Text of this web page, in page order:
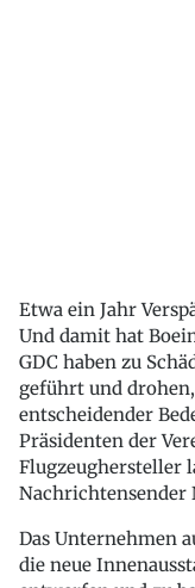
Etwa ein Jahr
Und damit hat
GDC haben zu
geführt und
entscheidender
Präsidenten der
Flugzeughersteller
Nachrichtensender
Das Unternehmen
die neue